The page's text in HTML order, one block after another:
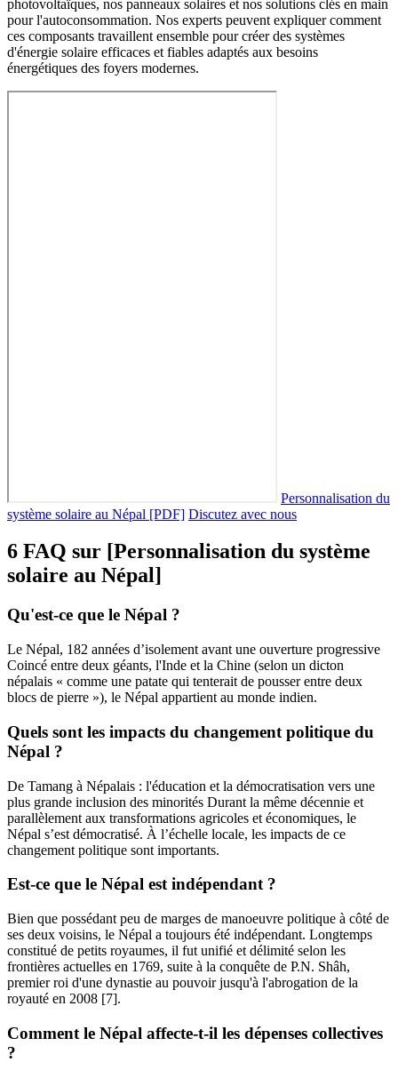
photovoltaïques, nos panneaux solaires et nos solutions clés en main
pour l'autoconsommation. Nos experts peuvent expliquer comment
ces composants travaillent ensemble pour créer des systèmes
d'énergie solaire efficaces et fiables adaptés aux besoins
énergétiques des foyers modernes.
Personnalisation du
système solaire au Népal [PDF] Discutez avec nous
6 FAQ sur [Personnalisation du système
solaire au Népal]
Qu'est-ce que le Népal ?
Le Népal, 182 années d’isolement avant une ouverture progressive
Coincé entre deux géants, l'Inde et la Chine (selon un dicton
népalais « comme une patate qui tenterait de pousser entre deux
blocs de pierre »), le Népal appartient au monde indien.
Quels sont les impacts du changement politique du
Népal ?
De Tamang à Népalais : l'éducation et la démocratisation vers une
plus grande inclusion des minorités Durant la même décennie et
parallèlement aux transformations agricoles et économiques, le
Népal s’est démocratisé. À l’échelle locale, les impacts de ce
changement politique sont importants.
Est-ce que le Népal est indépendant ?
Bien que possédant peu de marges de manoeuvre politique à côté de
ses deux voisins, le Népal a toujours été indépendant. Longtemps
constitué de petits royaumes, il fut unifié et délimité selon les
frontières actuelles en 1769, suite à la conquête de P.N. Shâh,
premier roi d'une dynastie au pouvoir jusqu'à l'abrogation de la
royauté en 2008 [7].
Comment le Népal affecte-t-il les dépenses collectives
?